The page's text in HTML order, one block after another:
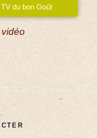
du bon Goût